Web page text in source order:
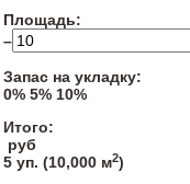
Площадь:
–
Запас на укладку:
0% 5% 10%
Итого:
руб
5 уп. (10,000 м2)